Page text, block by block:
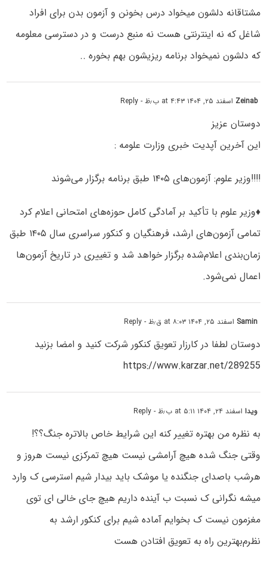
مشتاقانه دلشون میخواد درس بخونن و آزمون بدن برای افراد
شاغل که نه اینترنتی هست نه منبع درست و در دسترسی معلومه
که دلشون نمیخواد برنامه ریزیشون بهم بخوره ..
Zeinab اسفند ۲۵, ۱۴۰۴ at ۴:۴۳ ب٫ظ - Reply
دوستان عزیز
این آخرین آپدیت خبری وزارت علومه :
‼️‼️وزیر علوم: آزمون‌های ۱۴۰۵ طبق برنامه برگزار می‌شوند
♦️وزیر علوم با تأکید بر آمادگی کامل حوزه‌های امتحانی اعلام کرد
تمامی آزمون‌های ارشد، فرهنگیان و کنکور سراسری سال ۱۴۰۵ طبق
زمان‌بندی اعلام‌شده برگزار خواهد شد و تغییری در تاریخ آزمون‌ها
اعمال نمی‌شود.
Samin اسفند ۲۵, ۱۴۰۴ at ۸:۰۳ ق٫ظ - Reply
دوستان لطفا در کارزار تعویق کنکور شرکت کنید و امضا بزنید
https://www.karzar.net/289255
ویدااسفند ۲۴, ۱۴۰۴ at ۵:۱۱ ب٫ظ - Reply
به نظره من بهتره تغییر کنه این شرایط خاص بالاتره جنگ؟؟!
وقتی جنگ شده هیچ آرامشی نیست هیچ تمرکزی نیست هروز و
هرشب باصدای جنگنده یا موشک باید بیدار شیم‌ استرسی ک وارد
میشه نگرانی ک نسبت ب آینده داریم هیچ جای خالی ای توی
مغزمون نیست ک بخوایم آماده شیم برای کنکور ارشد به
نظرم‌بهترین راه به تعویق افتادن هست